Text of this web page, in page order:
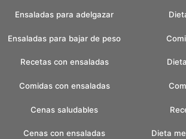
Ensaladas para adelgazar
Ensaladas para bajar de peso
Recetas con ensaladas
Comidas con ensaladas
Cenas saludables
Cenas con ensaladas Dieta